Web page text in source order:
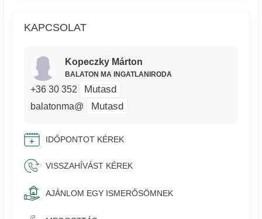
KAPCSOLAT
Kopeczky Márton
BALATON MA INGATLANIRODA
+36 30 352 Mutasd
balatonma@ Mutasd
IDŐPONTOT KÉREK
VISSZAHÍVÁST KÉREK
AJÁNLOM EGY ISMERŐSÖMNEK